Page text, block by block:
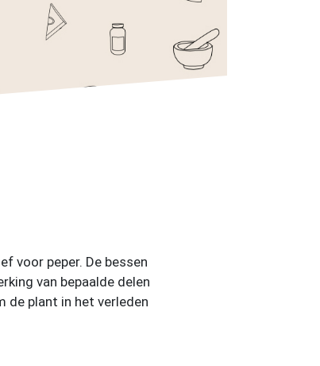
voor peper. De bessen
van bepaalde delen
de plant in het verleden